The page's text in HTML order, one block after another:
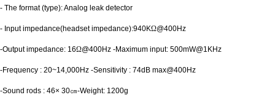
- The format (type): Analog leak detector
- Input impedance(headset impedance):940KΩ@400Hz
-Output impedance: 16Ω@400Hz -Maximum input: 500mW@1KHz
-Frequency : 20~14,000Hz -Sensitivity : 74dB max@400Hz
-Sound rods : 46× 30㎝-Weight: 1200g